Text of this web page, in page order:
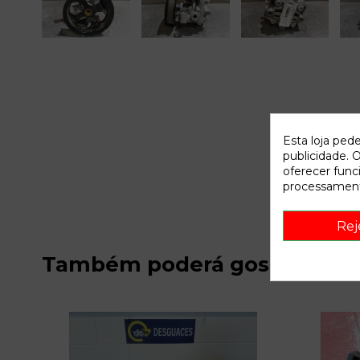
Também poderá gostar
Esta loja
publicidade.
oferecer